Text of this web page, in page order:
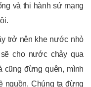
và thi hành sứ mạng
trở nên khe nước nhỏ
cho nước chảy qua
cũng đừng quên, mình
nguồn. Chúng ta đừng